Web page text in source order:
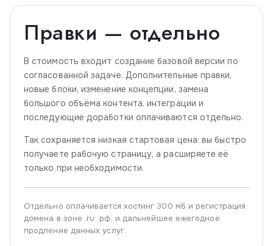
Правки — отдельно
В стоимость входит создание базовой версии по
согласованной задаче. Дополнительные правки,
новые блоки, изменение концепции, замена
большого объёма контента, интеграции и
последующие доработки оплачиваются отдельно.
Так сохраняется низкая стартовая цена: вы быстро
получаете рабочую страницу, а расширяете её
только при необходимости.
Отдельно оплачивается хостинг 300 мб и регистрация
домена в зоне .ru .рф, и дальнейшее ежегодное
продление данных услуг.